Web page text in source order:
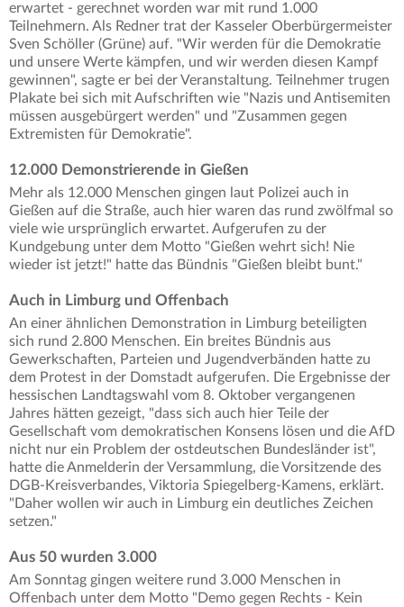
erwartet - gerechnet worden war mit rund 1.000
Teilnehmern. Als Redner trat der Kasseler Oberbürgermeister
Sven Schöller (Grüne) auf. "Wir werden für die Demokratie
und unsere Werte kämpfen, und wir werden diesen Kampf
gewinnen", sagte er bei der Veranstaltung. Teilnehmer trugen
Plakate bei sich mit Aufschriften wie "Nazis und Antisemiten
müssen ausgebürgert werden" und "Zusammen gegen
Extremisten für Demokratie".
12.000 Demonstrierende in Gießen
Mehr als 12.000 Menschen gingen laut Polizei auch in
Gießen auf die Straße, auch hier waren das rund zwölfmal so
viele wie ursprünglich erwartet. Aufgerufen zu der
Kundgebung unter dem Motto "Gießen wehrt sich! Nie
wieder ist jetzt!" hatte das Bündnis "Gießen bleibt bunt."
Auch in Limburg und Offenbach
An einer ähnlichen Demonstration in Limburg beteiligten
sich rund 2.800 Menschen. Ein breites Bündnis aus
Gewerkschaften, Parteien und Jugendverbänden hatte zu
dem Protest in der Domstadt aufgerufen. Die Ergebnisse der
hessischen Landtagswahl vom 8. Oktober vergangenen
Jahres hätten gezeigt, "dass sich auch hier Teile der
Gesellschaft vom demokratischen Konsens lösen und die AfD
nicht nur ein Problem der ostdeutschen Bundesländer ist",
hatte die Anmelderin der Versammlung, die Vorsitzende des
DGB-Kreisverbandes, Viktoria Spiegelberg-Kamens, erklärt.
"Daher wollen wir auch in Limburg ein deutliches Zeichen
setzen."
Aus 50 wurden 3.000
Am Sonntag gingen weitere rund 3.000 Menschen in
Offenbach unter dem Motto "Demo gegen Rechts - Kein